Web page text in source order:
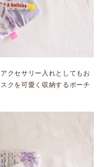
クセサリー入れとしてもお
クを可愛く収納するポーチ